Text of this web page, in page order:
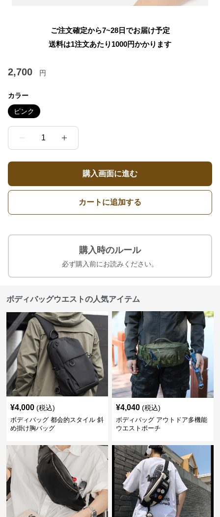
ご注文確定から7~28日でお届け予定
送料は1注文あたり 1000円かかります
2,700 円
カラー
ピンク
1
購入画面に進む
カートに追加する
購入時のルール
必ず購入前にお読みください。
ボディバッグウエストの人気アイテム
¥4,000 (税込)
ボディバッグ 都会的スタイル 斜
め掛け胸バッグ
¥4,040 (税込)
ボディバッグ アウトドア多機能
ウエストポーチ